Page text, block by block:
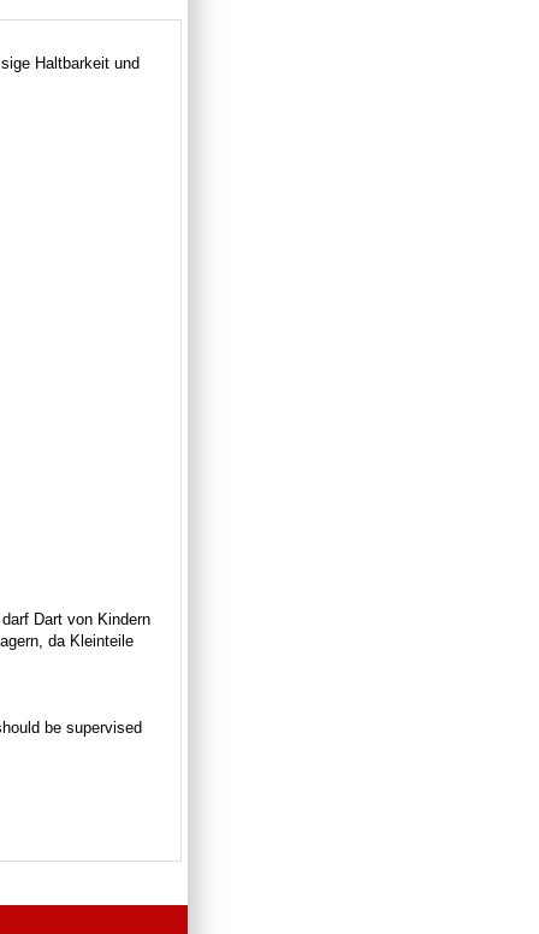
Haltbarkeit und
Dart von Kindern
da Kleinteile
be supervised